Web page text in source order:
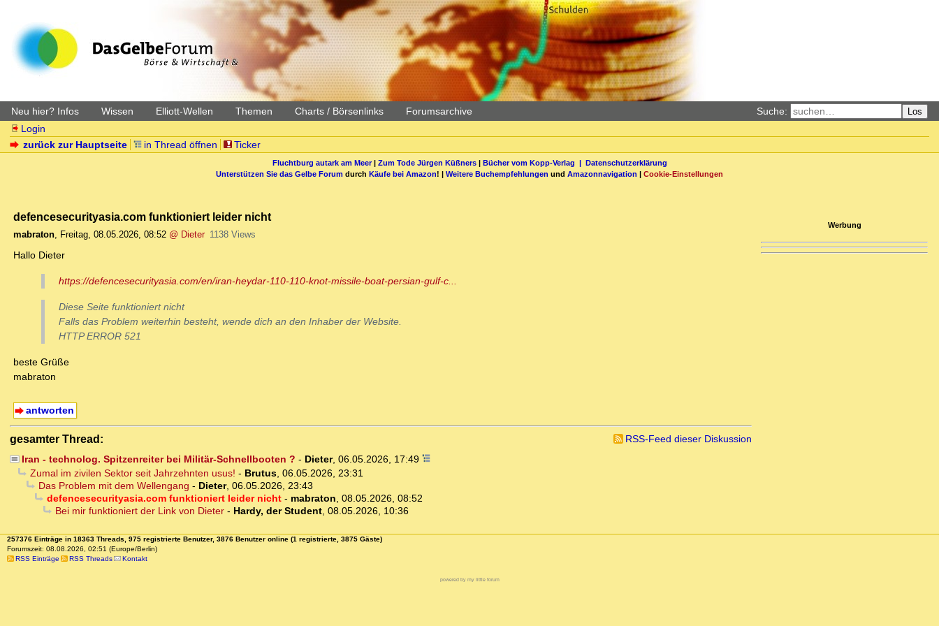
Neu hier? Infos Wissen Elliott-Wellen Themen Charts / Börsenlinks Forumsarchive Suche: Los
Login
zurück zur Hauptseite
in Thread öffnen Ticker
Fluchtburg autark am Meer| Zum Tode Jürgen Küßners| Bücher vom Kopp-Verlag | Datenschutzerklärung
Unterstützen Sie das Gelbe Forum durch Käufe bei Amazon! | Weitere Buchempfehlungen und Amazonnavigation | Cookie-Einstellungen
defencesecurityasia.com funktioniert leider nicht
mabraton, Freitag, 08.05.2026, 08:52 @ Dieter 1138 Views
Hallo Dieter
https://defencesecurityasia.com/en/iran-heydar-110-110-knot-missile-boat-persian-gulf-c...
Diese Seite funktioniert nicht
Falls das Problem weiterhin besteht, wende dich an den Inhaber der Website.
HTTP ERROR 521
beste Grüße
mabraton
antworten
gesamter Thread:
RSS-Feed dieser Diskussion
Iran - technolog. Spitzenreiter bei Militär-Schnellbooten ? - Dieter, 06.05.2026, 17:49
Zumal im zivilen Sektor seit Jahrzehnten usus! - Brutus, 06.05.2026, 23:31
Das Problem mit dem Wellengang - Dieter, 06.05.2026, 23:43
defencesecurityasia.com funktioniert leider nicht- mabraton, 08.05.2026, 08:52
Bei mir funktioniert der Link von Dieter- Hardy, der Student, 08.05.2026, 10:36
Werbung
257376 Einträge in 18363 Threads, 975 registrierte Benutzer, 3876 Benutzer online (1 registrierte, 3875 Gäste)
Forumszeit: 08.08.2026, 02:51 (Europe/Berlin)
RSS Einträge
RSS Threads Kontakt
powered by my little forum